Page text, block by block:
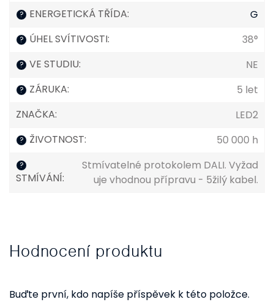
? ENERGETICKÁ TŘÍDA: G
? ÚHEL SVÍTIVOSTI: 38°
? VE STUDIU: NE
? ZÁRUKA:
5 let
ZNAČKA: LED2
? ŽIVOTNOST: 50 000 h
?
STMÍVÁNÍ:
Stmívatelné protokolem DALI. Vyžad
uje vhodnou přípravu - 5žilý kabel.
Hodnocení produktu
Buďte první, kdo napíše příspěvek k této položce.